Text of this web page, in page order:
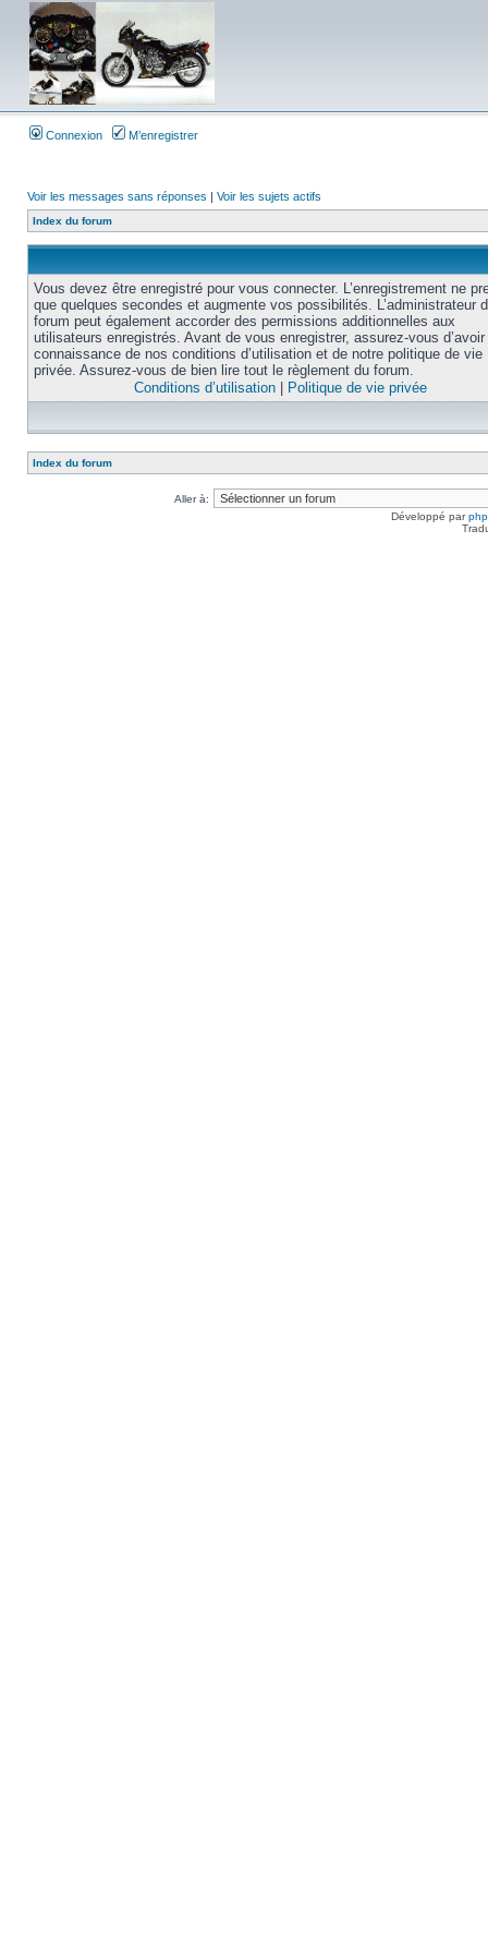
Connexion M’enregistrer
Voir les messages sans réponses | Voir les sujets actifs
Index du forum
Vous devez être enregistré pour vous connecter. L’enregistrement ne
que quelques secondes et augmente vos possibilités. L’administrateur
forum peut également accorder des permissions additionnelles aux
utilisateurs enregistrés. Avant de vous enregistrer, assurez-vous
connaissance de nos conditions d’utilisation et de notre politique de vie
privée. Assurez-vous de bien lire tout le règlement du forum.
Conditions d’utilisation
Politique de vie privée
Index du forum
Aller à:
Développé par